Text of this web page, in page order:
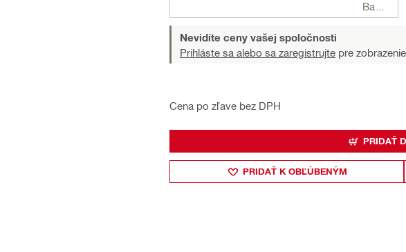
Nevidíte ceny vašej spoločnosti
Prihláste sa alebo sa zaregistrujte pre
Cena po zľave bez DPH
PRIDAŤ
PRIDAŤ K OBĽÚBENÝM